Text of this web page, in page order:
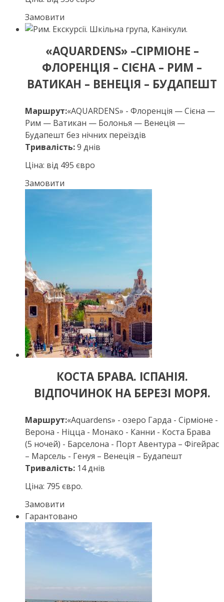
Замовити
«AQUARDENS» –СІРМІОНЕ –
ФЛОРЕНЦІЯ – СІЄНА – РИМ –
ВАТИКАН – ВЕНЕЦІЯ – БУДАПЕШТ
Маршрут:«AQUARDENS» - Флоренція — Сієна —
Рим — Ватикан — Болонья — Венеція —
Будапешт без нічних переїздів
Тривалість:9 днів
Ціна: від 495 євро
Замовити
КОСТА БРАВА. ІСПАНІЯ.
ВІДПОЧИНОК НА БЕРЕЗІ МОРЯ.
Маршрут:«Aquardens» - озеро Гарда - Сірміоне -
Верона - Ніцца - Монако - Канни - Коста Брава
(5 ночей) - Барселона - Порт Авентура – Фігейрас
– Марсель - Генуя – Венеція – Будапешт
Тривалість: 14 днів
Ціна: 795 євро.
Замовити
Гарантовано